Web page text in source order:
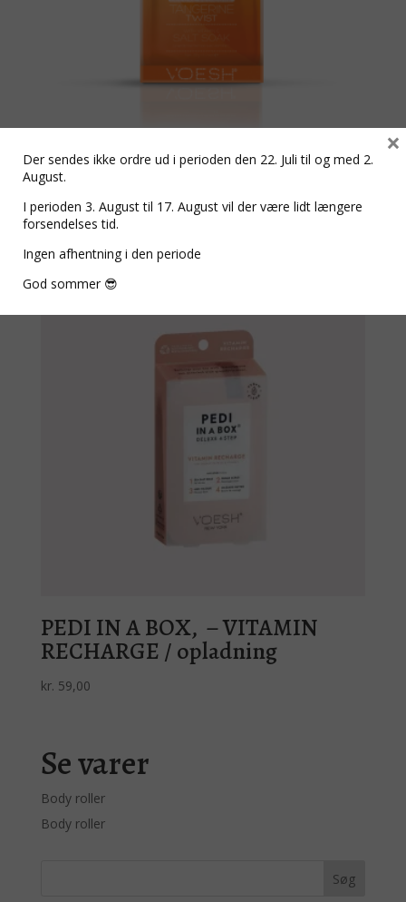
PEDI IN A BOX, – TANGERINE
TWIST
kr.59,00
PEDI IN A BOX, – VITAMIN
RECHARGE / opladning
kr. 59,00
Se varer
Body roller
Body roller
Der sendes ikke ordre ud i perioden den 22. Juli til og med 2.
August.
I perioden 3. August til 17. August vil der være lidt længere
forsendelses tid.
Ingen afhentning i den periode
God sommer 😎
×